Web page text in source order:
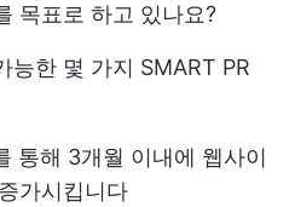
목표로 하고 있나요?
능한 몇 가지 SMART PR
통해 3개월 이내에 웹사이
가시킵니다